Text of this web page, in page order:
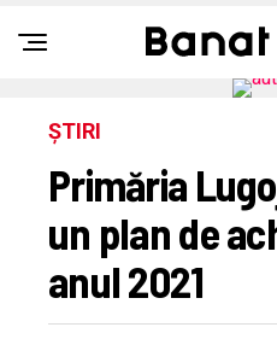
ȘTIRI
Primăria
un plan de
anul 2021